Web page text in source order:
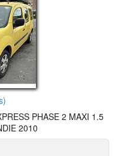
PHASE 2 MAXI 1.5
2010